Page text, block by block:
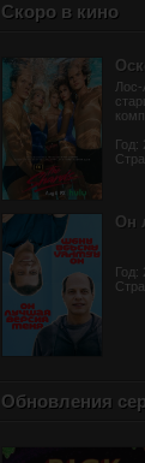
Скоро в кино
Лос-
Год:
Он
Год:
Обновления